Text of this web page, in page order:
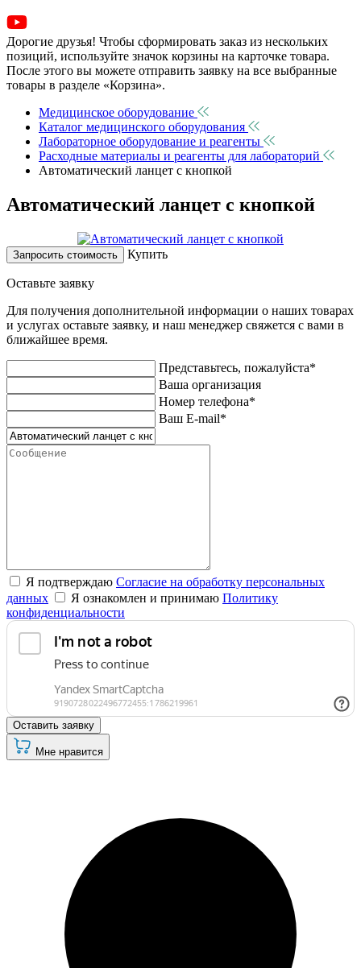
Дорогие друзья! Чтобы сформировать заказ из нескольких
позиций, используйте значок корзины на карточке товара.
После этого вы можете отправить заявку на все выбранные
товары в разделе «Корзина».
Медицинское оборудование
Каталог медицинского оборудования
Лабораторное оборудование и реагенты
Расходные материалы и реагенты для лабораторий
Автоматический ланцет с кнопкой
Автоматический ланцет с кнопкой
Запросить стоимость Купить
Оставьте заявку
Для получения дополнительной информации о наших товарах
и услугах оставьте заявку, и наш менеджер свяжется с вами в
ближайшее время.
Представьтесь, пожалуйста*
Ваша организация
Номер телефона*
Ваш E-mail*
Я подтверждаю Согласие на обработку персональных
данных
Я ознакомлен и принимаю Политику
конфиденциальности
Оставить заявку
Мне нравится